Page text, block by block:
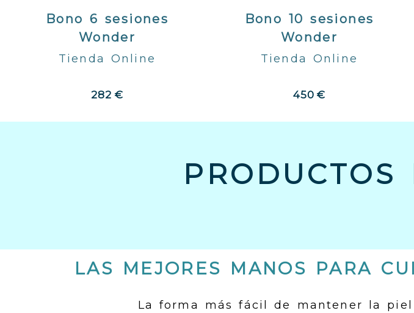
Bono 6 sesiones
Wonder
Tienda Online
282 €
Bono 10 sesiones
Wonder
Tienda Online
450 €
PRODUCTOS
LAS MEJORES MANOS PARA
La forma más fácil de mantener la